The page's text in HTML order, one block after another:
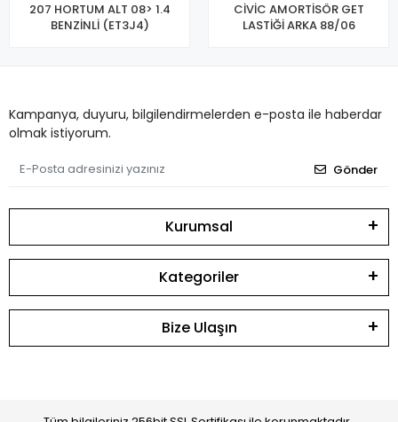
207 HORTUM ALT 08> 1.4
BENZİNLİ (ET3J4)
CİVİC AMORTİSÖR GET
LASTİĞİ ARKA 88/06
Kampanya, duyuru, bilgilendirmelerden e-posta ile haberdar
olmak istiyorum.
Gönder
Kurumsal
Kategoriler
Bize Ulaşın